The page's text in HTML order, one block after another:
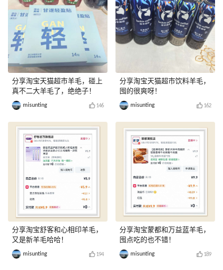
分享淘宝天猫超市羊毛，碰上
真不二大羊毛了，绝绝子！
misunting 146
分享淘宝舒客和心相印羊毛，
又是新羊毛哈哈！
misunting 194
分享淘宝天猫超市饮料羊毛，
囤的很爽呀！
misunting 162
分享淘宝蒙都和万益蓝羊毛，
囤点吃的也不错！
misunting 189